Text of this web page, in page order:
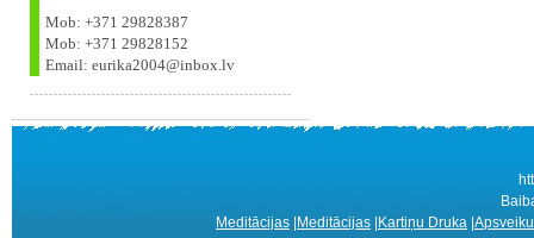
Mob: +371 29828387
Mob: +371 29828152
Email: eurika2004@inbox.lv
Meditācijas Meditācijas Kartiņu Druka